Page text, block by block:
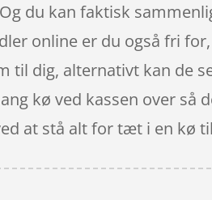
du kan faktisk
online er du også fri
til dig, alternativt kan de
kø ved kassen over
at stå alt for tæt i en kø